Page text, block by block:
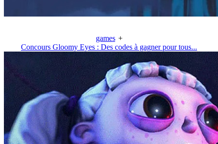
games +
Concours Gloomy Eyes : Des codes à gagner pour tous...